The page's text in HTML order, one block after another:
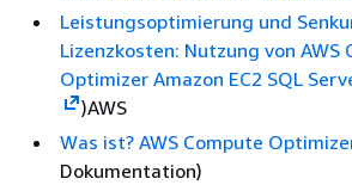
Leistungsoptimierung und
Lizenzkosten: Nutzung von AWS
Optimizer Amazon EC2 SQL
)AWS
Was ist? AWS Compute
Dokumentation)